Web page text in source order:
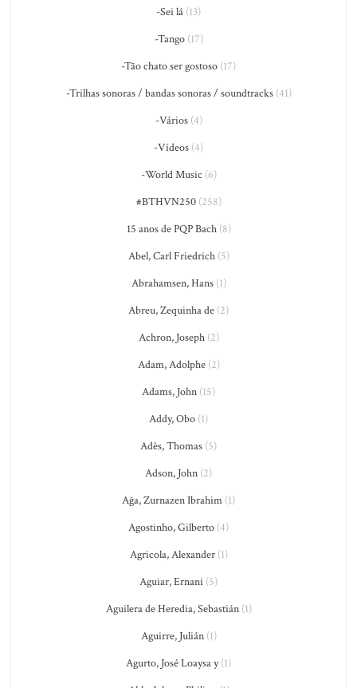
-Sei lá (13)
-Tango(17)
-Tão chato ser gostoso (17)
-Trilhas sonoras / bandas sonoras / soundtracks(41)
-Vários(4)
-Vídeos (4)
-World Music (6)
#BTHVN250(258)
15 anos de PQP Bach(8)
Abel, Carl Friedrich(5)
Abrahamsen, Hans(1)
Abreu, Zequinha de (2)
Achron, Joseph(2)
Adam, Adolphe(2)
Adams, John (15)
Addy, Obo (1)
Adès, Thomas (5)
Adson, John (2)
Ağa, Zurnazen Ibrahim (1)
Agostinho, Gilberto (4)
Agricola, Alexander(1)
Aguiar, Ernani (5)
Aguilera de Heredia, Sebastián(1)
Aguirre, Julián(1)
Agurto, José Loaysa y(1)